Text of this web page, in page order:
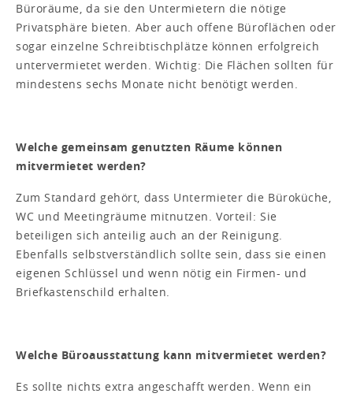
Büroräume, da sie den Untermietern die nötige
Privatsphäre bieten. Aber auch offene Büroflächen oder
sogar einzelne Schreibtischplätze können erfolgreich
untervermietet werden. Wichtig: Die Flächen sollten für
mindestens sechs Monate nicht benötigt werden.
Welche gemeinsam genutzten Räume können
mitvermietet werden?
Zum Standard gehört, dass Untermieter die Büroküche,
WC und Meetingräume mitnutzen. Vorteil: Sie
beteiligen sich anteilig auch an der Reinigung.
Ebenfalls selbstverständlich sollte sein, dass sie einen
eigenen Schlüssel und wenn nötig ein Firmen- und
Briefkastenschild erhalten.
Welche Büroausstattung kann mitvermietet werden?
Es sollte nichts extra angeschafft werden. Wenn ein